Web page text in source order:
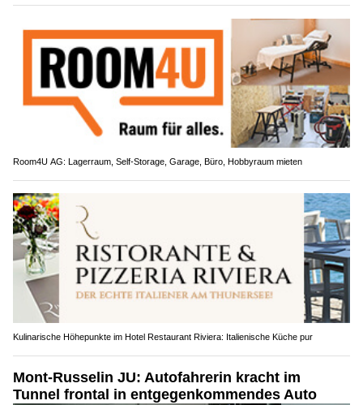
Room4U AG: Lagerraum, Self-Storage, Garage, Büro, Hobbyraum mieten
Kulinarische Höhepunkte im Hotel Restaurant Riviera: Italienische Küche pur
Mont-Russelin JU: Autofahrerin kracht im
Tunnel frontal in entgegenkommendes Auto